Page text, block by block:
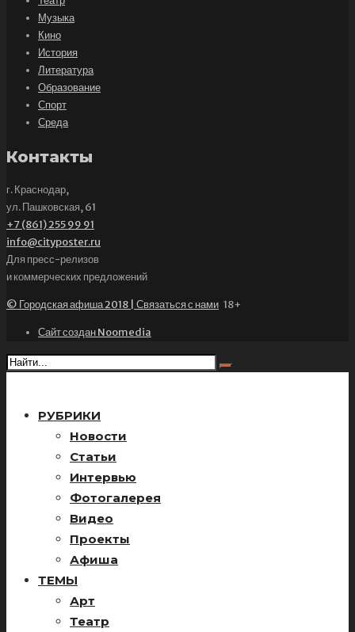
Музыка
Кино
История
Литература
Образование
Спорт
Среда
Контакты
г. Краснодар,
ул. Пашковская, 61
+7 (861) 255 99 91
info@cityposter.ru
Для пресс-релизов
и коммерческих предложений
© Городская афиша 2018 | Связаться с нами 18+
Сайт создан Noomedia
РУБРИКИ
Новости
Статьи
Интервью
Фотогалерея
Видео
Проекты
Афиша
ТЕМЫ
Арт
Театр